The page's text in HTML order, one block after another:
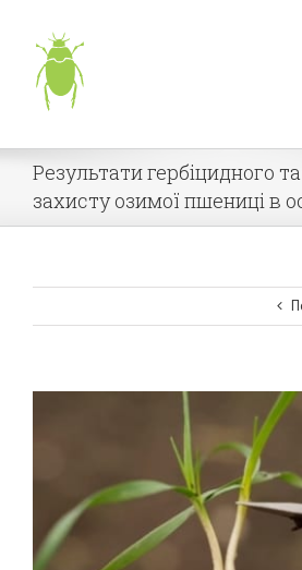
content
Результати гербіцидного
захисту озимої пшениці в